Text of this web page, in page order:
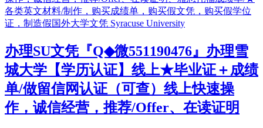
办理SU文凭『Q◆微551190476』办理雪
城大学【学历认证】线上★毕业证＋成绩
单/做留信网认证（可查）线上快速操
作，诚信经营，推荐/Offer、在读证明